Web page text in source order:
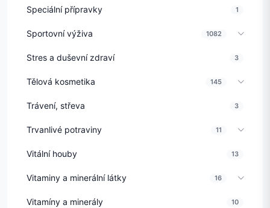
Speciální přípravky 1
Sportovní výživa 1082
Stres a duševní zdraví 3
Tělová kosmetika 145
Trávení, střeva 3
Trvanlivé potraviny 11
Vitální houby 13
Vitaminy a minerální látky 16
Vitamíny a minerály 10